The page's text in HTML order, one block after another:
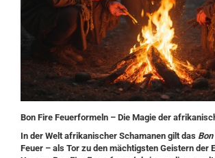
Bon Fire Feuerformeln – Die Magie der
In der Welt afrikanischer Schamanen gilt das
Feuer – als Tor zu den mächtigsten Geistern der